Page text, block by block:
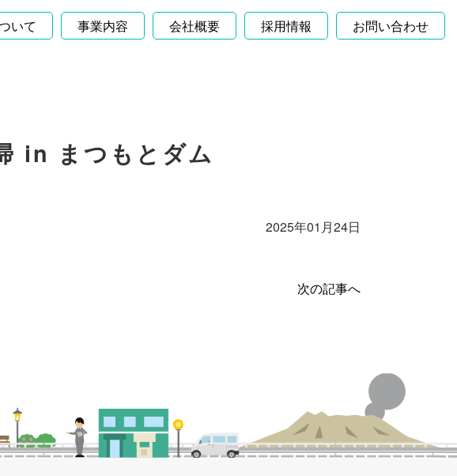
いて 事業内容 会社概要 採用情報 お問い合わせ
in まつもとダム
2025年01月24日
次の記事へ